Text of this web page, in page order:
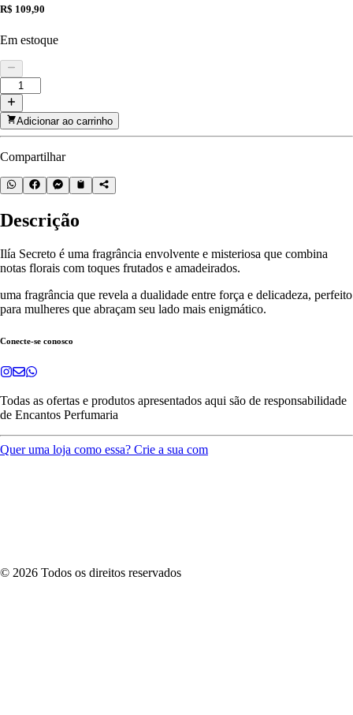
R$ 109,90
Em estoque
Adicionar ao carrinho
Compartilhar
Descrição
Ilía Secreto é uma fragrância envolvente e misteriosa que combina
notas florais com toques frutados e amadeirados.
uma fragrância que revela a dualidade entre força e delicadeza, perfeito
para mulheres que abraçam seu lado mais enigmático.
Conecte-se conosco
Todas as ofertas e produtos apresentados aqui são de responsabilidade
de Encantos Perfumaria
Quer uma loja como essa? Crie a sua com
© 2026 Todos os direitos reservados